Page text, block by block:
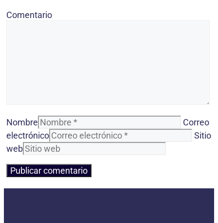
Comentario
Nombre
Correo
electrónico
Sitio
web